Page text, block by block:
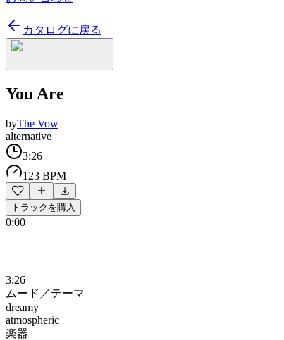
カタログに戻る
You Are
byThe Vow
alternative
3:26
123 BPM
トラックを購入
0:00
3:26
ムード／テーマ
dreamy
atmospheric
楽器